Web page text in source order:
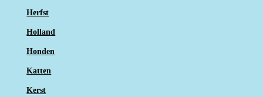
Herfst
Holland
Honden
Katten
Kerst